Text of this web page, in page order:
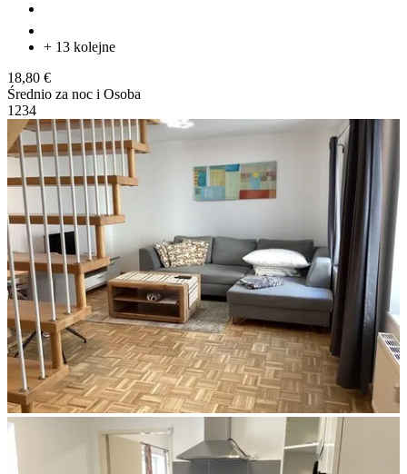
+ 13 kolejne
18,80 €
Średnio za noc i Osoba
1 234